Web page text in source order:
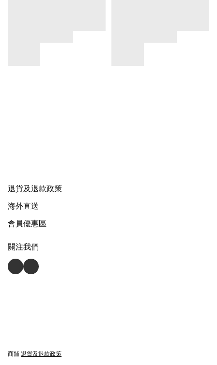
退貨及退款政策
海外直送
會員優惠區
關注我們
商舖 退貨及退款政策